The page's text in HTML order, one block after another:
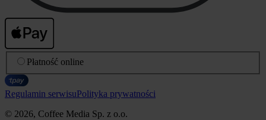
Płatność online
Regulamin serwisuPolityka prywatności
© 2026, Coffee Media Sp. z o.o.